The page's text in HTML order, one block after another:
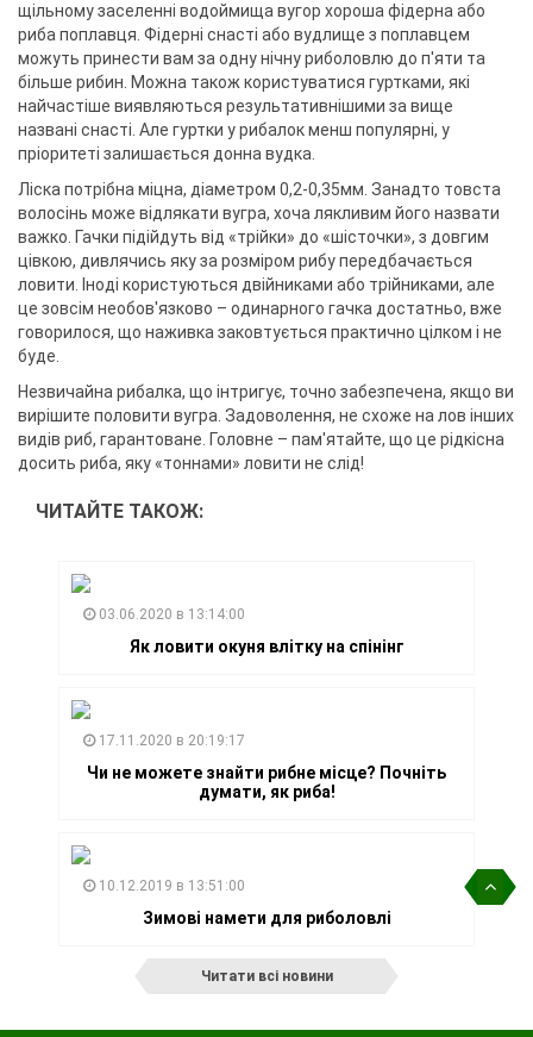
щільному заселенні водоймища вугор хороша фідерна або
риба поплавця. Фідерні снасті або вудлище з поплавцем
можуть принести вам за одну нічну риболовлю до п'яти та
більше рибин. Можна також користуватися гуртками, які
найчастіше виявляються результативнішими за вище
названі снасті. Але гуртки у рибалок менш популярні, у
пріоритеті залишається донна вудка.
Ліска потрібна міцна, діаметром 0,2-0,35мм. Занадто товста
волосінь може відлякати вугра, хоча лякливим його назвати
важко. Гачки підійдуть від «трійки» до «шісточки», з довгим
цівкою, дивлячись яку за розміром рибу передбачається
ловити. Іноді користуються двійниками або трійниками, але
це зовсім необов'язково – одинарного гачка достатньо, вже
говорилося, що наживка заковтується практично цілком і не
буде.
Незвичайна рибалка, що інтригує, точно забезпечена, якщо ви
вирішите половити вугра. Задоволення, не схоже на лов інших
видів риб, гарантоване. Головне – пам'ятайте, що це рідкісна
досить риба, яку «тоннами» ловити не слід!
ЧИТАЙТЕ ТАКОЖ:
03.06.2020 в 13:14:00
Як ловити окуня влітку на спінінг
17.11.2020 в 20:19:17
Чи не можете знайти рибне місце? Почніть
думати, як риба!
10.12.2019 в 13:51:00
Зимові намети для риболовлі
Читати всі новини